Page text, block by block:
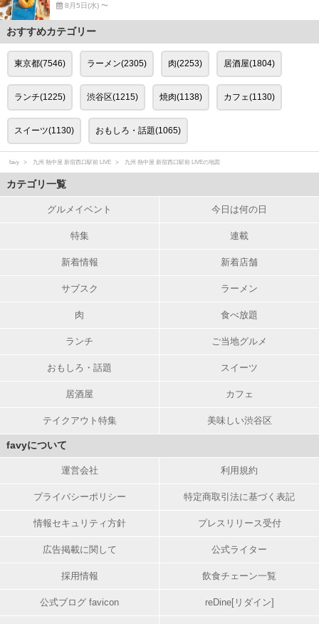
8月5日(水) 〜
おすすめカテゴリー
東京都(7546) ラーメン(2305) 肉(2253) 居酒屋(1804)
ランチ(1225) 渋谷区(1215) 焼肉(1138) カフェ(1130)
スイーツ(1130) おもしろ・話題(1065)
favy 九州 熱中屋 新宿西口駅前 LIVE 九州 熱中屋 新宿西口駅前 LIVEの地図
カテゴリ一覧
グルメイベント 今日は何の日
特集 連載
新着情報 新着店舗
サブスク ラーメン
肉 食べ放題
ランチ ご当地グルメ
おもしろ・話題 スイーツ
居酒屋 カフェ
テイクアウト特集 美味しい渋谷区
favyについて
運営会社 利用規約
プライバシーポリシー 特定商取引法に基づく表記
情報セキュリティ方針 プレスリリース受付
広告掲載に関して 公式ライター
採用情報 飲食チェーン一覧
公式ブログ favicon reDine[リダイン]